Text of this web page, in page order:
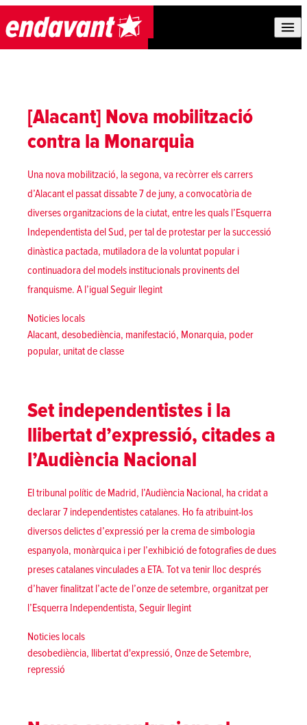
Skip to content
[Alacant] Nova mobilització
contra la Monarquia
Una nova mobilització, la segona, va recòrrer els carrers
d’Alacant el passat dissabte 7 de juny, a convocatòria de
diverses organitzacions de la ciutat, entre les quals l’Esquerra
Independentista del Sud, per tal de protestar per la successió
dinàstica pactada, mutiladora de la voluntat popular i
continuadora del models institucionals provinents del
franquisme. A l’igualSeguir llegint«[Alacant] Nova mobilització contra
Posted in
Noticies locals
Tags:
Alacant, desobediència, manifestació, Monarquia, poder
popular, unitat de classe
Set independentistes i la
llibertat d’expressió, citades a
l’Audiència Nacional
El tribunal polític de Madrid, l’Audiència Nacional, ha cridat a
declarar 7 independentistes catalanes. Ho fa atribuint-los
diversos delictes d’expressió per la crema de simbologia
espanyola, monàrquica i per l’exhibició de fotografies de dues
preses catalanes vinculades a ETA. Tot va tenir lloc després
d’haver finalitzat l’acte de l’onze de setembre, organitzat per
l’Esquerra Independentista, Seguir llegint«Set independentistes i la
Posted in
Noticies locals
Tags:
desobediència, llibertat d'expressió, Onze de Setembre,
repressió